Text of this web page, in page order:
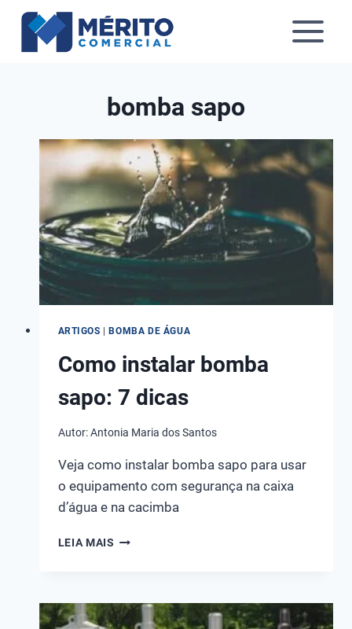
Pular
bomba sapo
ARTIGOS |BOMBA DE ÁGUA
Como instalar bomba
sapo: 7 dicas
Autor: Antonia Maria dos Santos
Veja como instalar bomba sapo para usar
o equipamento com segurança na caixa
d’água e na cacimba
LEIA MAIS COMO
7
DICAS